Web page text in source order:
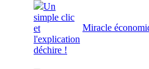
Un
simple clic
et
l'explication
déchire !
Miracle